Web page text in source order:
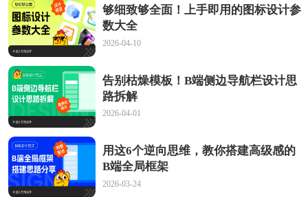
够细致够全面！上手即用的图标设计参
数大全
2026-04-10
告别枯燥模板！B端侧边导航栏设计思
路拆解
2026-04-01
用这6个逆向思维，教你搭建高级感的
B端全局框架
2026-03-24